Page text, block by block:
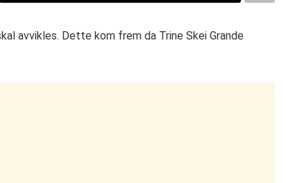
avvikles. Dette kom frem da Trine Skei Grande